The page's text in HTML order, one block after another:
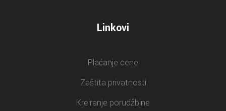
Linkovi
Plaćanje cene
Zaštita privatnosti
Kreiranje porudžbine